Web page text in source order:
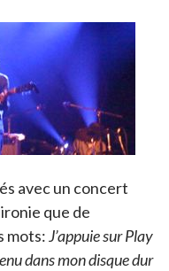
avec un concert
que de
mots:J’appuie sur Play
dans mon disque dur